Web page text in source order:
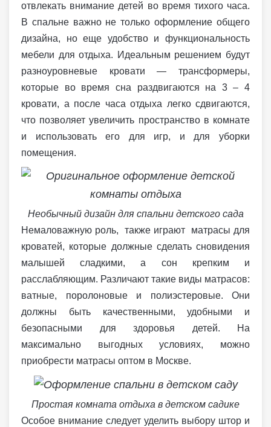
отвлекать внимание детей во время тихого часа.
В спальне важно не только оформление общего
дизайна, но еще удобство и функциональность
мебели для отдыха. Идеальным решением будут
разноуровневые кровати — трансформеры,
которые во время сна раздвигаются на 3 – 4
кровати, а после часа отдыха легко сдвигаются,
что позволяет увеличить пространство в комнате
и использовать его для игр, и для уборки
помещения.
Необычный дизайн для спальни детского сада
Немаловажную роль, также играют матрасы для
кроватей, которые должные сделать сновидения
малышей сладкими, а сон крепким и
расслабляющим. Различают такие виды матрасов:
ватные, поролоновые и полиэстеровые. Они
должны быть качественными, удобными и
безопасными для здоровья детей. На
максимально выгодных условиях, можно
приобрести матрасы оптом в Москве.
Простая комната отдыха в детском садике
Особое внимание следует уделить выбору штор и